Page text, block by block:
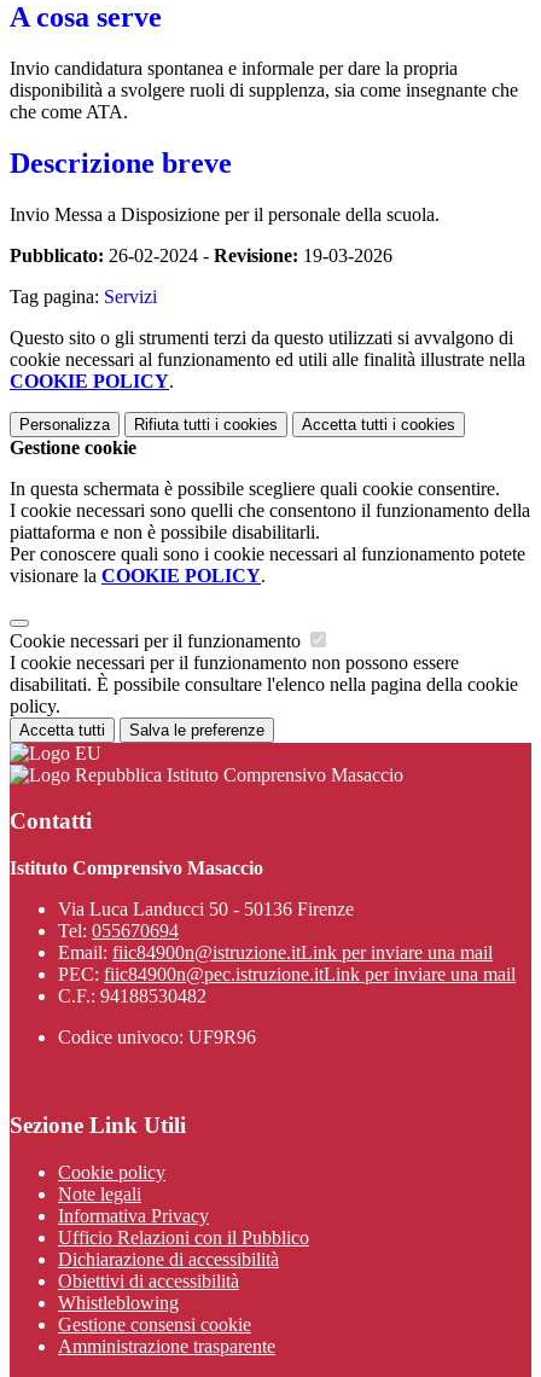
A cosa serve
Invio candidatura spontanea e informale per dare la propria
disponibilità a svolgere ruoli di supplenza, sia come insegnante che
che come ATA.
Descrizione breve
Invio Messa a Disposizione per il personale della scuola.
Pubblicato: 26-02-2024 - Revisione: 19-03-2026
Tag pagina: Servizi
Questo sito o gli strumenti terzi da questo utilizzati si avvalgono di
cookie necessari al funzionamento ed utili alle finalità illustrate nella
COOKIE POLICY.
Personalizza Rifiuta tutti i cookies Accetta tutti i cookies
Gestione cookie
In questa schermata è possibile scegliere quali cookie consentire.
I cookie necessari sono quelli che consentono il funzionamento della
piattaforma e non è possibile disabilitarli.
Per conoscere quali sono i cookie necessari al funzionamento potete
visionare la COOKIE POLICY.
Cookie necessari per il funzionamento
I cookie necessari per il funzionamento non possono essere
disabilitati. È possibile consultare l'elenco nella pagina della cookie
policy.
Accetta tutti Salva le preferenze
Istituto Comprensivo Masaccio
Contatti
Istituto Comprensivo Masaccio
Via Luca Landucci 50 - 50136 Firenze
Tel: 055670694
Email: fiic84900n@istruzione.itLink per inviare una mail
PEC: fiic84900n@pec.istruzione.itLink per inviare una mail
C.F.: 94188530482
Codice univoco: UF9R96
Sezione Link Utili
Cookie policy
Note legali
Informativa Privacy
Ufficio Relazioni con il Pubblico
Dichiarazione di accessibilità
Obiettivi di accessibilità
Whistleblowing
Gestione consensi cookie
Amministrazione trasparente